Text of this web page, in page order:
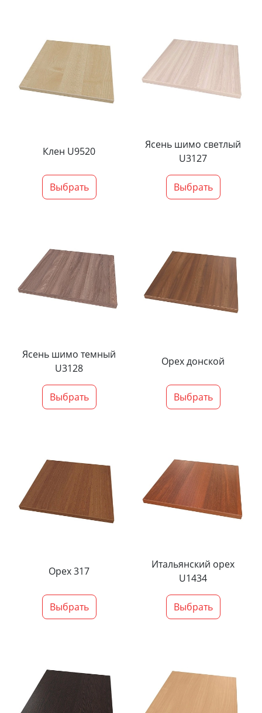
Клен U9520
Выбрать
Ясень шимо светлый
U3127
Выбрать
Ясень шимо темный
U3128
Выбрать
Орех донской
Выбрать
Орех 317
Выбрать
Итальянский орех
U1434
Выбрать